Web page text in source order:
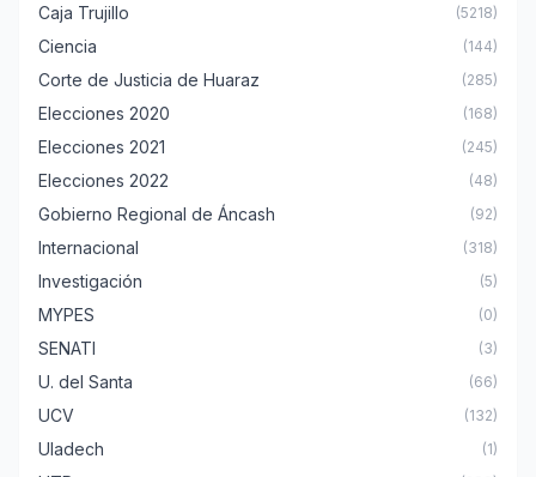
Caja Trujillo (5218)
Ciencia (144)
Corte de Justicia de Huaraz (285)
Elecciones 2020 (168)
Elecciones 2021 (245)
Elecciones 2022 (48)
Gobierno Regional de Áncash (92)
Internacional (318)
Investigación (5)
MYPES (0)
SENATI (3)
U. del Santa (66)
UCV (132)
Uladech (1)